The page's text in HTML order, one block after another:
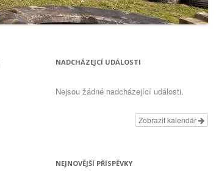
TEAM TERRORSQUAD
NADCHÁZEJCÍ UDÁLOSTI
Nejsou žádné nadcházející události.
Zobrazit kalendář
NEJNOVĚJŠÍ PŘÍSPĚVKY